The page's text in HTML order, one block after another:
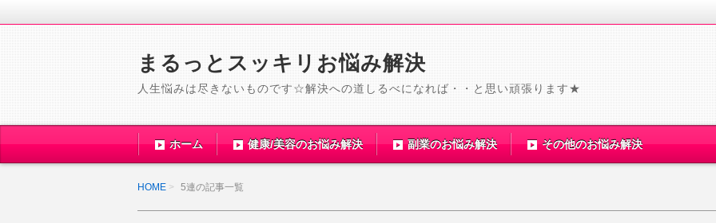
まるっとスッキリお悩み解決
人生悩みは尽きないものです☆解決への道しるべになれば・・と思い頑張ります★
ホーム 健康/美容のお悩み解決 副業のお悩み解決 その他のお悩み解決
HOME 5連の記事一覧